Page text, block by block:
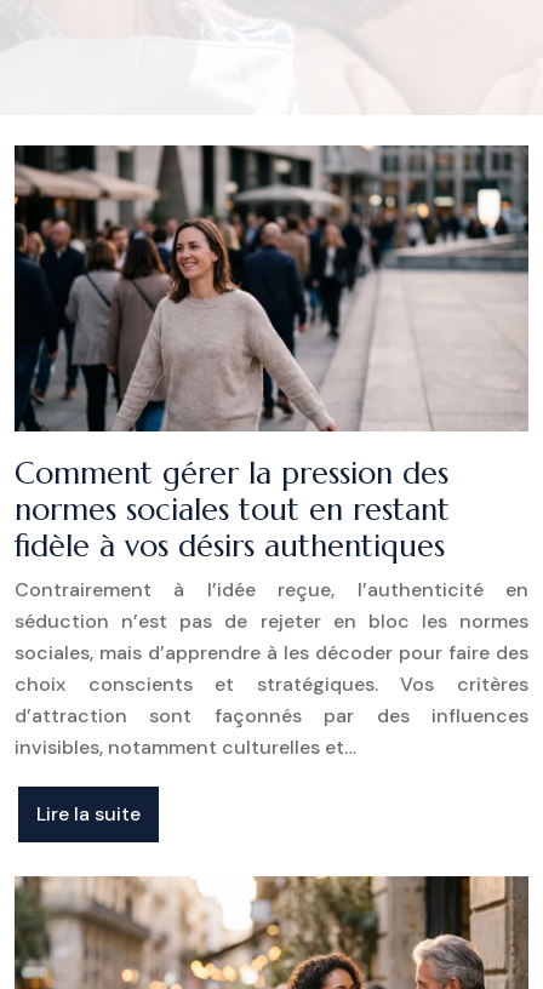
Comment gérer la pression des
normes sociales tout en restant
fidèle à vos désirs authentiques
Contrairement à l’idée reçue, l’authenticité en
séduction n’est pas de rejeter en bloc les normes
sociales, mais d’apprendre à les décoder pour faire des
choix conscients et stratégiques. Vos critères
d’attraction sont façonnés par des influences
invisibles, notamment culturelles et…
Lire la suite